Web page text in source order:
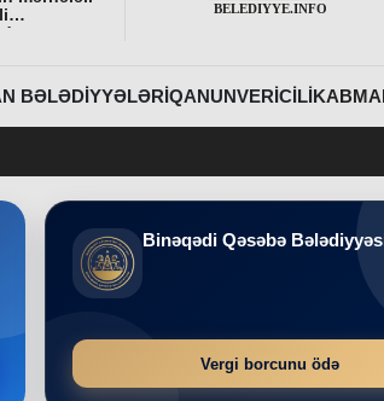
” BƏLƏDIYYƏLƏRIQANUNVERICILIKABMA
Binəqədi Qəsəbə
Vergi borcunu ödə